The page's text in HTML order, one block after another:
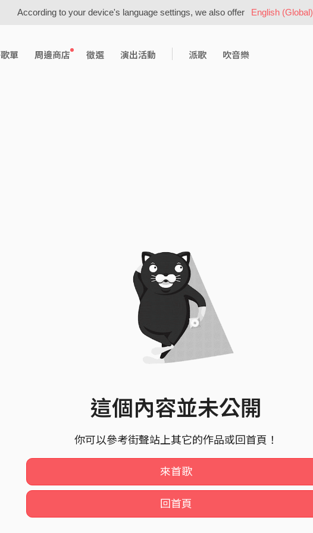
According to your device's language settings, we also offer English (Global)
歌單 周邊商店 徵選 演出活動 派歌 吹音樂
這個內容並未公開
你可以參考街聲站上其它的作品或回首頁！
來首歌
回首頁